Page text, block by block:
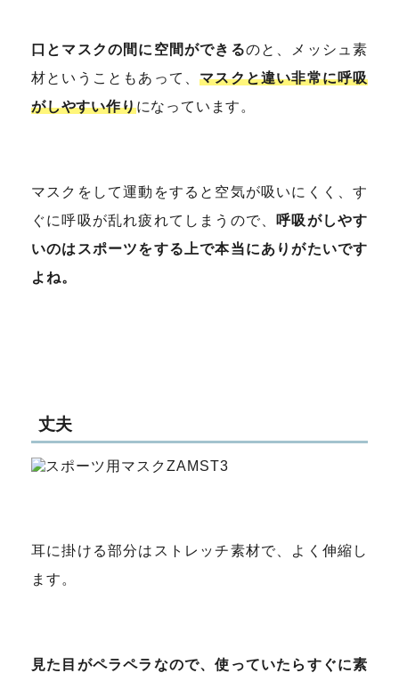
口とマスクの間に空間ができるのと、メッシュ素
材ということもあって、マスクと違い非常に呼吸
がしやすい作りになっています。
マスクをして運動をすると空気が吸いにくく、す
ぐに呼吸が乱れ疲れてしまうので、
呼吸がしやす
いのはスポーツをする上で本当にありがたいです
よね。
丈夫
耳に掛ける部分はストレッチ素材で、よく伸縮し
ます。
見た目がペラペラなので、使っていたらすぐに素